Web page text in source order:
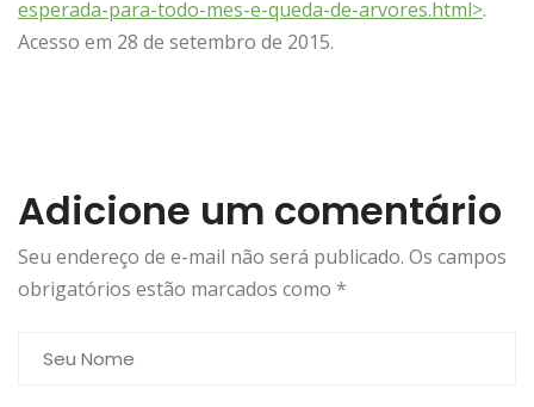
esperada-para-todo-mes-e-queda-de-arvores.html>.
Acesso em 28 de setembro de 2015.
Adicione um comentário
Seu endereço de e-mail não será publicado. Os campos
obrigatórios estão marcados como *